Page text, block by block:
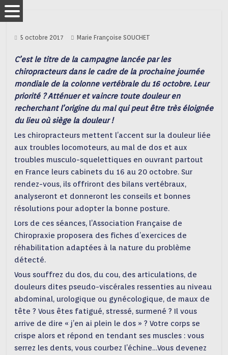
5 octobre 2017 Marie Françoise SOUCHET
C’est le titre de la campagne lancée par les
chiropracteurs dans le cadre de la prochaine journée
mondiale de la colonne vertébrale du 16 octobre. Leur
priorité ? Atténuer et vaincre toute douleur en
recherchant l’origine du mal qui peut être très éloignée
du lieu où siège la douleur !
Les chiropracteurs mettent l’accent sur la douleur liée
aux troubles locomoteurs, au mal de dos et aux
troubles musculo-squelettiques en ouvrant partout
en France leurs cabinets du 16 au 20 octobre. Sur
rendez-vous, ils offriront des bilans vertébraux,
analyseront et donneront les conseils et bonnes
résolutions pour adopter la bonne posture.
Lors de ces séances, l’Association Française de
Chiropraxie proposera des fiches d’exercices de
réhabilitation adaptées à la nature du problème
détecté.
Vous souffrez du dos, du cou, des articulations, de
douleurs dites pseudo-viscérales ressenties au niveau
abdominal, urologique ou gynécologique, de maux de
tête ? Vous êtes fatigué, stressé, surmené ? Il vous
arrive de dire « j’en ai plein le dos » ? Votre corps se
crispe alors et répond en tendant ses muscles : vous
serrez les dents, vous courbez l’échine…Vous devenez